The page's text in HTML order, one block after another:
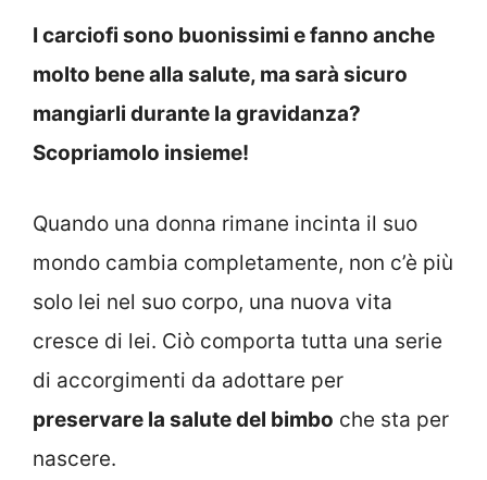
I carciofi sono buonissimi e fanno anche
molto bene alla salute, ma sarà sicuro
mangiarli durante la gravidanza?
Scopriamolo insieme!
Quando una donna rimane incinta il suo
mondo cambia completamente, non c’è più
solo lei nel suo corpo, una nuova vita
cresce di lei. Ciò comporta tutta una serie
di accorgimenti da adottare per
preservare la salute del bimbo che sta per
nascere.